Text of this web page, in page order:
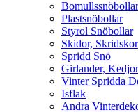
Bomullssnöbollar
Plastsnöbollar
Styrol Snöbollar
Skidor, Skridskor
Spridd Snö
Girlander, Kedjor
Vinter Spridda
Isflak
Andra